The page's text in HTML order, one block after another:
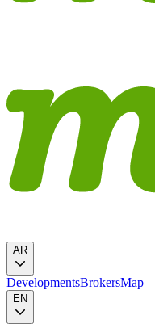
AR
DevelopmentsBrokersMap
EN